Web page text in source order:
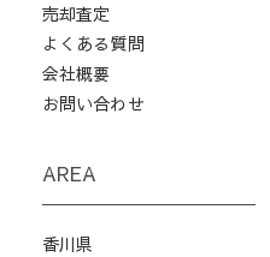
売却査定
よくある質問
会社概要
お問い合わせ
AREA
香川県